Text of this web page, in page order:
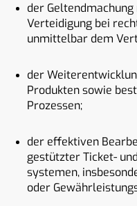
der
Verteidigung bei
unmittelbar dem
der
Produkten sowie
Prozessen;
der effektiven
gestützter Ticket-
systemen,
oder